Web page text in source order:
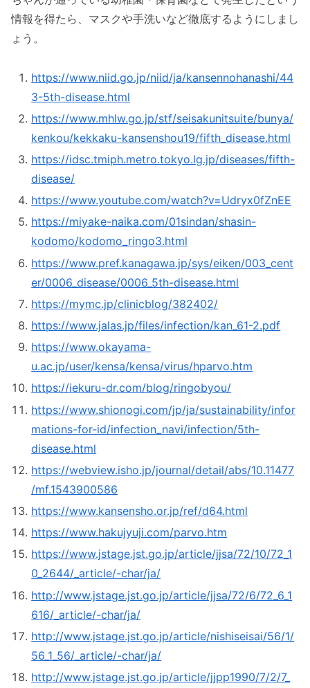
情報を得たら、マスクや手洗いなど徹底するようにしまし
ょう。
https://www.niid.go.jp/niid/ja/kansennohanashi/44
3-5th-disease.html
https://www.mhlw.go.jp/stf/seisakunitsuite/bunya/
kenkou/kekkaku-kansenshou19/fifth_disease.html
https://idsc.tmiph.metro.tokyo.lg.jp/diseases/fifth-
disease/
https://www.youtube.com/watch?v=Udryx0fZnEE
https://miyake-naika.com/01sindan/shasin-
kodomo/kodomo_ringo3.html
https://www.pref.kanagawa.jp/sys/eiken/003_cent
er/0006_disease/0006_5th-disease.html
https://mymc.jp/clinicblog/382402/
https://www.jalas.jp/files/infection/kan_61-2.pdf
https://www.okayama-
u.ac.jp/user/kensa/kensa/virus/hparvo.htm
https://iekuru-dr.com/blog/ringobyou/
https://www.shionogi.com/jp/ja/sustainability/infor
mations-for-id/infection_navi/infection/5th-
disease.html
https://webview.isho.jp/journal/detail/abs/10.11477
/mf.1543900586
https://www.kansensho.or.jp/ref/d64.html
https://www.hakujyuji.com/parvo.htm
https://www.jstage.jst.go.jp/article/jjsa/72/10/72_1
0_2644/_article/-char/ja/
http://www.jstage.jst.go.jp/article/jjsa/72/6/72_6_1
616/_article/-char/ja/
http://www.jstage.jst.go.jp/article/nishiseisai/56/1/
56_1_56/_article/-char/ja/
http://www.jstage.jst.go.jp/article/jjpp1990/7/2/7_